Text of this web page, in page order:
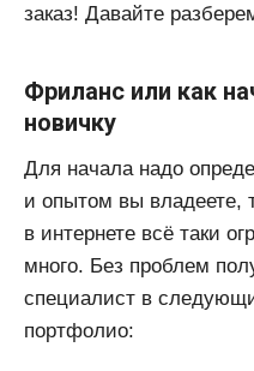
заказ! Давайте
Фриланс или как
новичку
Для начала надо
и опытом вы владеете,
в интернете всё таки
много. Без проблем
специалист в
портфолио: